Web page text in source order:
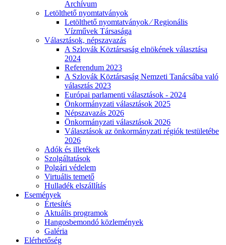
Archívum
Letölthető nyomtatványok
Letölthető nyomtatványok ⁄ Regionális
Vízművek Társasága
Választások, népszavazás
A Szlovák Köztársaság elnökének választása
2024
Referendum 2023
A Szlovák Köztársaság Nemzeti Tanácsába való
választás 2023
Európai parlamenti választások - 2024
Önkormányzati választások 2025
Népszavazás 2026
Önkormányzati választások 2026
Választások az önkormányzati régiók testületébe
2026
Adók és illetékek
Szolgáltatások
Polgári védelem
Virtuális temető
Hulladék elszállítás
Események
Értesítés
Aktuális programok
Hangosbemondó közlemények
Galéria
Elérhetőség